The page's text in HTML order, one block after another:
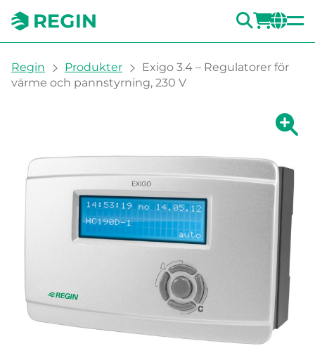
SÖK
You are here:
Regin Produkter
Exigo 3.4 – Regulatorer för
värme och pannstyrning, 230 V
Visa